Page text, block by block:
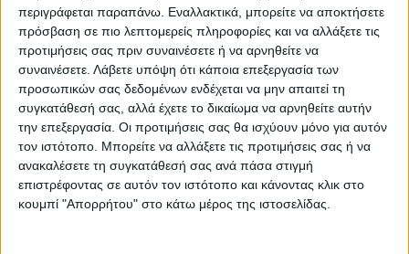
περιγράφεται παραπάνω. Εναλλακτικά, μπορείτε να αποκτήσετε
πρόσβαση σε πιο λεπτομερείς πληροφορίες και να αλλάξετε τις
προτιμήσεις σας πριν συναινέσετε ή να αρνηθείτε να
συναινέσετε. Λάβετε υπόψη ότι κάποια επεξεργασία των
προσωπικών σας δεδομένων ενδέχεται να μην απαιτεί τη
συγκατάθεσή σας, αλλά έχετε το δικαίωμα να αρνηθείτε αυτήν
την επεξεργασία. Οι προτιμήσεις σας θα ισχύουν μόνο για αυτόν
τον ιστότοπο. Μπορείτε να αλλάξετε τις προτιμήσεις σας ή να
ανακαλέσετε τη συγκατάθεσή σας ανά πάσα στιγμή
επιστρέφοντας σε αυτόν τον ιστότοπο και κάνοντας κλικ στο
κουμπί "Απορρήτου" στο κάτω μέρος της ιστοσελίδας.